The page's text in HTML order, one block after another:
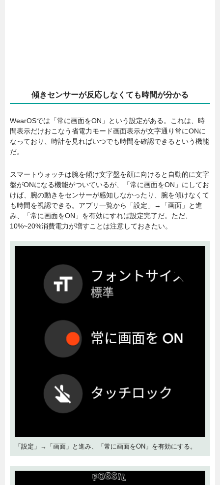
傾きセンサーが反応しなくても時間が分かる
WearOSでは「常に画面をON」という設定がある。これは、時
間表示だけおこなう省電力モード画面表示が文字通り常にONに
なっており、時計を見ればいつでも時間を確認できるという機能
だ。
スマートウォッチは腕を傾け文字盤を顔に向けると自動的に文字
盤がONになる機能がついているが、「常に画面をON」にしてお
けば、腕の動きをセンサーが感知しなかったり、腕を傾けなくて
も時間を視認できる。アプリ一覧から「設定」→「画面」と進
み、「常に画面をON」を有効にすれば設定完了だ。ただ、
10%~20%消費電力が増すことは注意しておきたい。
「設定」→「画面」と進み、「常に画面をON」を有効にする。